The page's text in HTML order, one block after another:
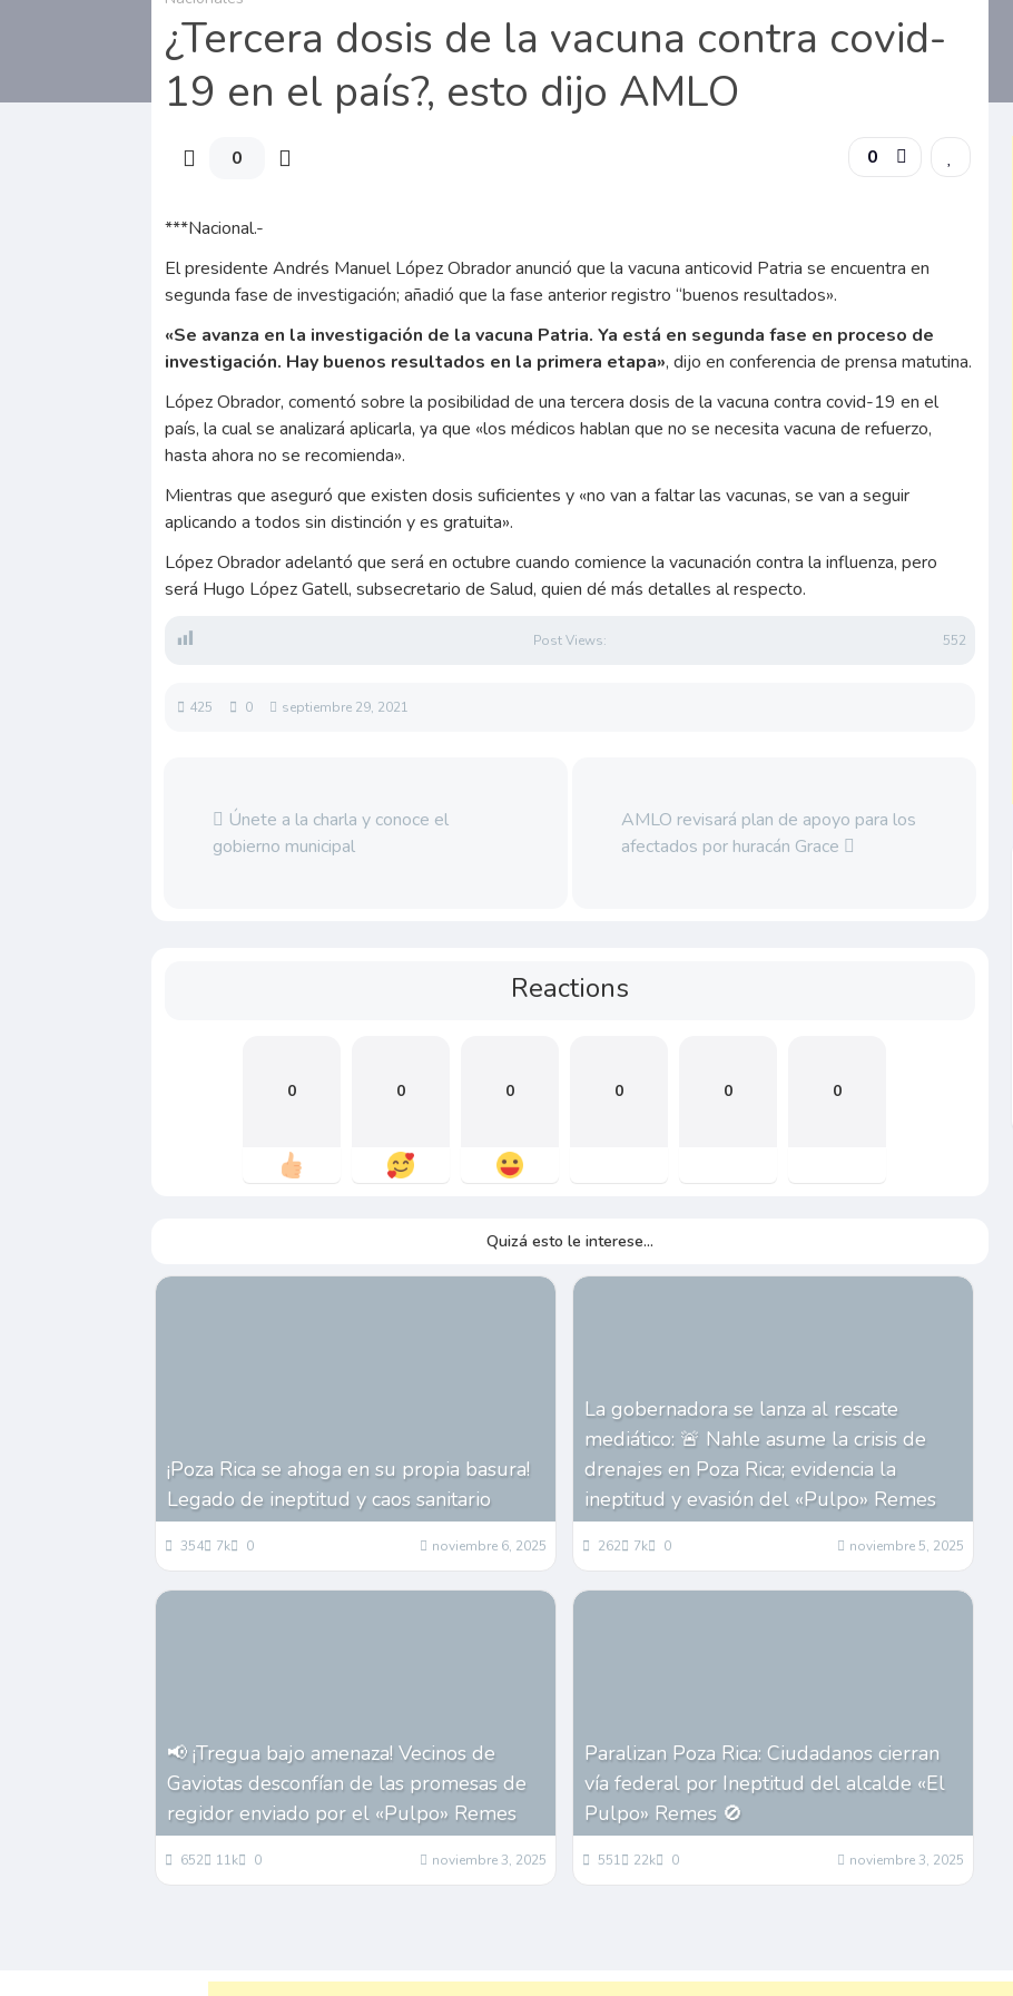
¿Tercera dosis de la vacuna contra covid-
19 en el país?, esto dijo AMLO
0 0
***Nacional.-
El presidente Andrés Manuel López Obrador anunció que la vacuna anticovid Patria se encuentra en
segunda fase de investigación; añadió que la fase anterior registro “buenos resultados».
«Se avanza en la investigación de la vacuna Patria. Ya está en segunda fase en proceso de
investigación. Hay buenos resultados en la primera etapa», dijo en conferencia de prensa matutina.
López Obrador, comentó sobre la posibilidad de una tercera dosis de la vacuna contra covid-19 en el
país, la cual se analizará aplicarla, ya que «los médicos hablan que no se necesita vacuna de refuerzo,
hasta ahora no se recomienda».
Mientras que aseguró que existen dosis suficientes y «no van a faltar las vacunas, se van a seguir
aplicando a todos sin distinción y es gratuita».
López Obrador adelantó que será en octubre cuando comience la vacunación contra la influenza, pero
será Hugo López Gatell, subsecretario de Salud, quien dé más detalles al respecto.
Post Views: 552
425 0 septiembre 29, 2021
Únete a la charla y conoce el
gobierno municipal
AMLO revisará plan de apoyo para los
afectados por huracán Grace
Reactions
0 0 0 0 0 0
Quizá esto le interese...
¡Poza Rica se ahoga en su propia basura!
Legado de ineptitud y caos sanitario
354 7k 0 noviembre 6, 2025
La gobernadora se lanza al rescate
mediático: 🚨 Nahle asume la crisis de
drenajes en Poza Rica; evidencia la
ineptitud y evasión del «Pulpo» Remes
262 7k 0 noviembre 5, 2025
📢 ¡Tregua bajo amenaza! Vecinos de
Gaviotas desconfían de las promesas de
regidor enviado por el «Pulpo» Remes
652 11k 0 noviembre 3, 2025
Paralizan Poza Rica: Ciudadanos cierran
vía federal por Ineptitud del alcalde «El
Pulpo» Remes 🚫
551 22k 0 noviembre 3, 2025